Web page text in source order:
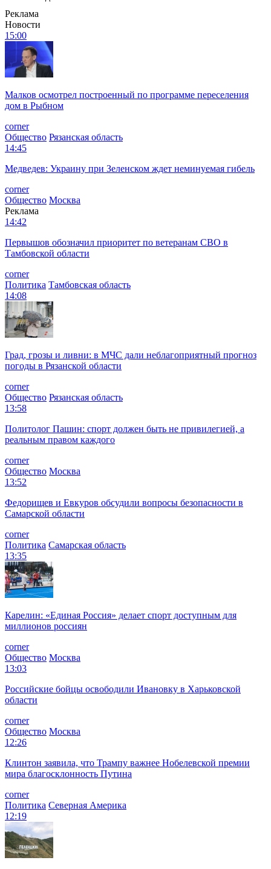
Реклама
Новости
15:00
Малков осмотрел построенный по программе переселения
дом в Рыбном
corner
Общество Рязанская область
14:45
Медведев: Украину при Зеленском ждет неминуемая гибель
corner
Общество Москва
Реклама
14:42
Первышов обозначил приоритет по ветеранам СВО в
Тамбовской области
corner
Политика Тамбовская область
14:08
Град, грозы и ливни: в МЧС дали неблагоприятный прогноз
погоды в Рязанской области
corner
Общество Рязанская область
13:58
Политолог Пашин: спорт должен быть не привилегией, а
реальным правом каждого
corner
Общество Москва
13:52
Федорищев и Евкуров обсудили вопросы безопасности в
Самарской области
corner
Политика Самарская область
13:35
Карелин: «Единая Россия» делает спорт доступным для
миллионов россиян
corner
Общество Москва
13:03
Российские бойцы освободили Ивановку в Харьковской
области
corner
Общество Москва
12:26
Клинтон заявила, что Трампу важнее Нобелевской премии
мира благосклонность Путина
corner
Политика Северная Америка
12:19